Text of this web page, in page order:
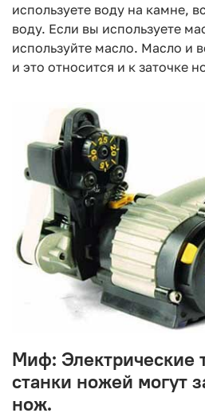
используете воду на камне,
воду. Если вы используете
используйте масло. Масло и
и это относится и к заточке
Миф: Электрические
станки ножей могут
нож.